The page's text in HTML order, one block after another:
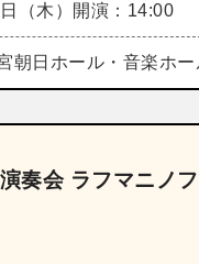
（木） 開演：14:00
朝日ホール・音楽ホー
奏会 ラフマニノ